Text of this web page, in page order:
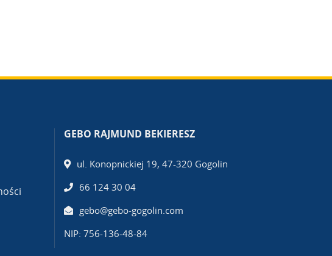
GEBO RAJMUND BEKIERESZ
ul. Konopnickiej 19, 47-320 Gogolin
66 124 30 04
gebo@gebo-gogolin.com
NIP: 756-136-48-84